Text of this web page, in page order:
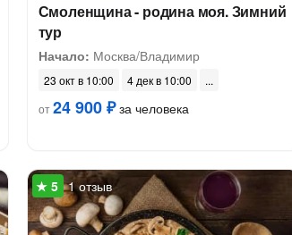
Смоленщина - родина моя. Зимний
тур
Начало: Москва/Владимир
23 окт в 10:00
4 дек в 10:00
от24 900 ₽за человека
1 отзыв